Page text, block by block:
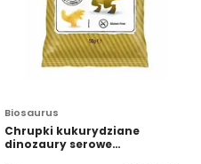
Biosaurus
Chrupki kukurydziane
dinozaury serowe